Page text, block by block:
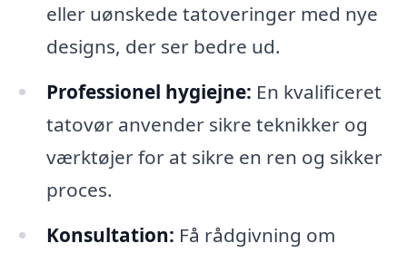
eller uønskede tatoveringer med nye
designs, der ser bedre ud.
Professionel hygiejne: En kvalificeret
tatovør anvender sikre teknikker og
værktøjer for at sikre en ren og sikker
proces.
Konsultation: Få rådgivning om